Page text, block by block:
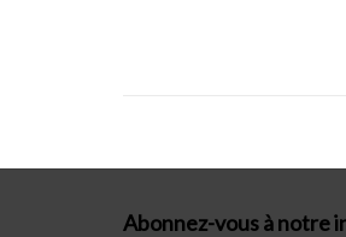
Abonnez-vous à notre